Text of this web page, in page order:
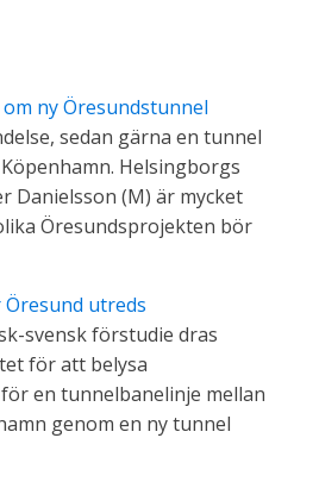
ny Öresundstunnel
sedan gärna en tunnel
Helsingborgs
Danielsson (M) är mycket
Öresundsprojekten bör
utreds
svensk förstudie dras
för att belysa
en tunnelbanelinje mellan
genom en ny tunnel